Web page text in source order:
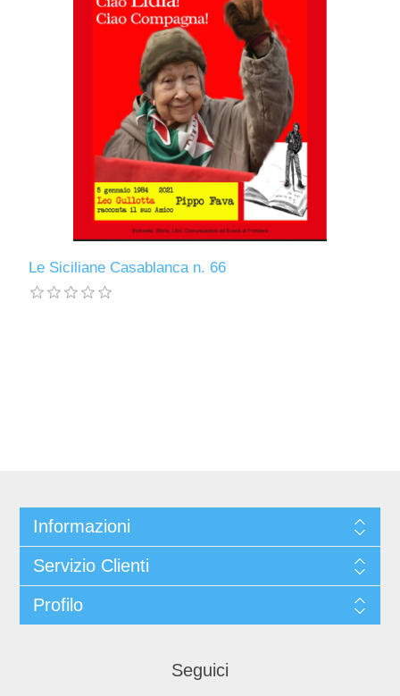
Le Siciliane Casablanca n. 66
Informazioni
Servizio Clienti
Profilo
Seguici